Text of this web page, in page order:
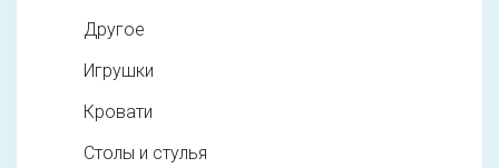
Другое
Игрушки
Кровати
Столы и стулья